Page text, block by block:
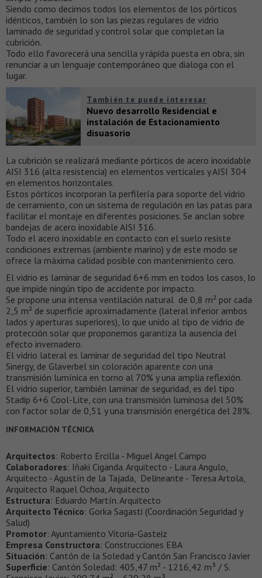
Siendo como decimos todos los elementos de los pórticos
idénticos, también lo son las piezas regulares de vidrio
laminado de seguridad y control solar que completan la
cubrición.
Todo ello favorecerá una sencilla y rápida puesta en obra, sin
renunciar a un lenguaje contemporáneo que dialoga con el
lugar.
También te puede interesar
Nuevo desarrollo Residencial e
instalación de Estacionamiento
disuasorio
La cubrición se realizará mediante pórticos de acero inoxidable
AISI 316 (alta resistencia) en elementos verticales y AISI 304
en elementos horizontales.
Estos pórticos incorporan la perfilería para soporte del vidrio
de cerramiento, con un sistema de regulación en las patas para
facilitar el montaje en diferentes posiciones. Se anclan sobre
bandejas de acero inoxidable AISI 316.
Todo el acero inoxidable en contacto con el suelo resiste
condiciones extremas (ambiente marino) y de este modo se
ofrece la máxima calidad posible con mantenimiento cero.
El vidrio es laminar de seguridad 6+6 mm en todos los casos, lo
que impide ningún tipo de accidente por impacto.
Se propone una intensa ventilación natural de 0,8 m² por cada
2,5 m² de superficie aproximadamente (lateral inferior ambos
lados y aperturas superiores), lo que unido al tipo de vidrio de
protección solar que proponemos garantiza la ausencia del
efecto invernadero.
El vidrio lateral es laminar de seguridad del tipo Neutral
Sinergy, de Glaverbel sin coloración aparente con una
transmisión lumínica en torno al 70% y una amplia reflexión.
El vidrio superior, también laminar de seguridad, es del tipo
Stadip 6+6 Cool-Lite, con una transmisión luminosa del 50%
con factor solar de 0,51 y una transmisión energética del 28%.
INFORMACIÓN TÉCNICA
Arquitectos: Roberto Ercilla - Miguel Angel Campo
Colaboradores: Iñaki Ciganda. Arquitecto - Laura Angulo,
Arquitecto - Agustín de la Tajada, Delineante - Teresa Artola,
Arquitecto Raquel Ochoa, Arquitecto
Estructura: Eduardo Martín. Arquitecto
Arquitecto Técnico: Gorka Sagasti (Coordinación Seguridad y
Salud)
Promotor: Ayuntamiento Vitoria-Gasteiz
Empresa Constructora: Construcciones EBA
Situación: Cantón de la Soledad y Cantón San Francisco Javier
Superficie: Cantón Soledad: 405,47 m² - 1216,42 m³ / S.